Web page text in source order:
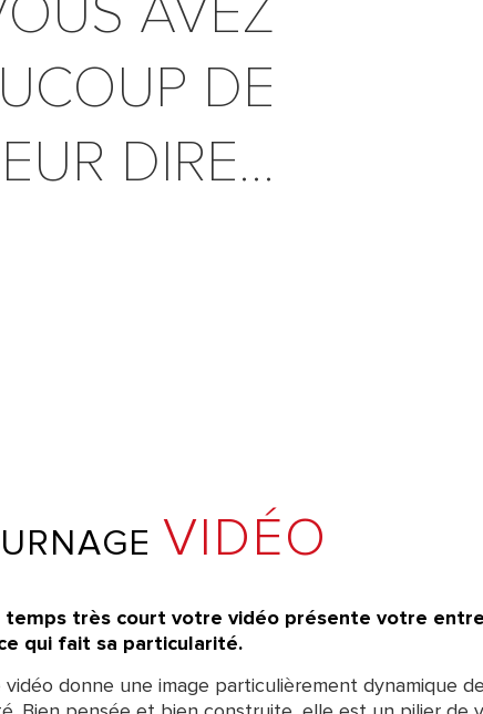
DE
DIRE...
VIDÉO
temps très court votre vidéo présente votre
qui fait sa particularité.
donne une image particulièrement dynamique